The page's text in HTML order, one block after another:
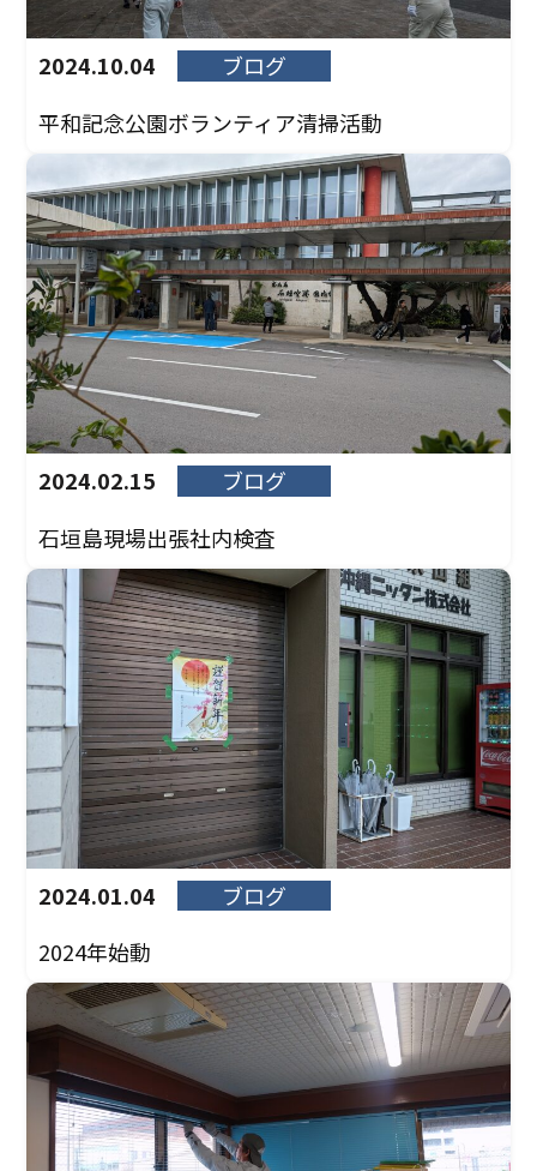
2024.10.04
ブログ
平和記念公園ボランティア清掃活動
2024.02.15
ブログ
石垣島現場出張社内検査
2024.01.04
ブログ
2024年始動